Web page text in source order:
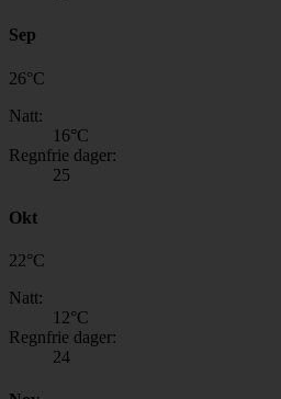
Sep
26°C
Natt:
16°C
Regnfrie dager:
25
Okt
22°C
Natt:
12°C
Regnfrie dager:
24